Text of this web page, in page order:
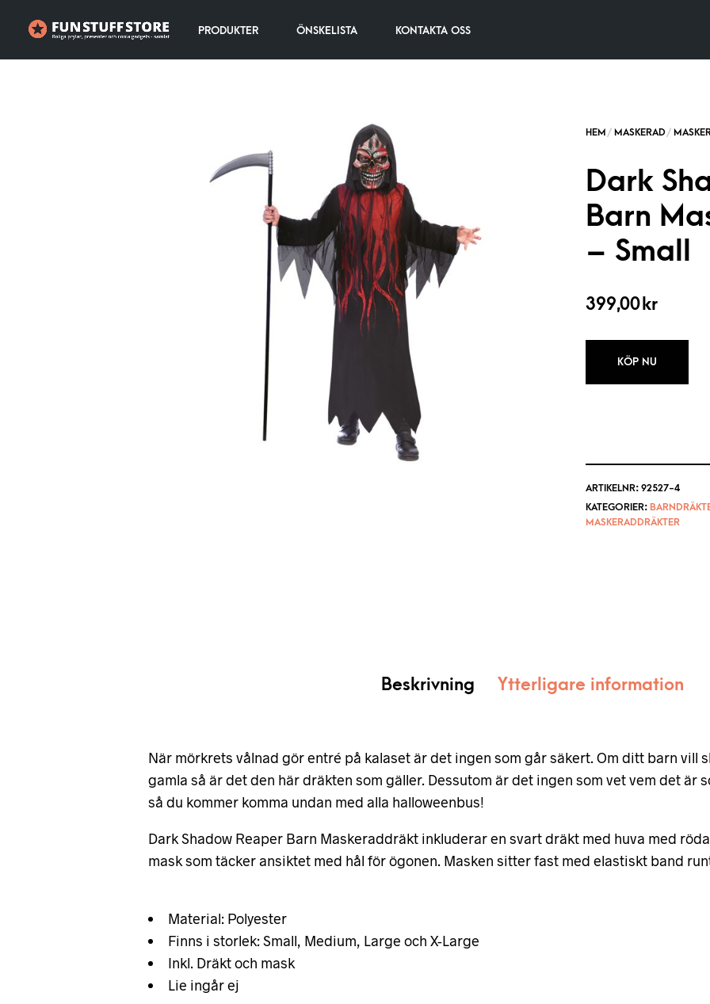
PRODUKTER ÖNSKELISTA KONTAKTA OSS
Dark
Barn
– Small
399,00 kr
KÖP NU
ARTIKELNR: 92527-4
KATEGORIER:
MASKERADDRÄKTER
Beskrivning Ytterligare information
När mörkrets vålnad gör entré på kalaset är det ingen som går säkert. Om ditt barn vill
gamla så är det den här dräkten som gäller. Dessutom är det ingen som vet vem det är
så du kommer komma undan med alla halloweenbus!
Dark Shadow Reaper Barn Maskeraddräkt inkluderar en svart dräkt med huva med
mask som täcker ansiktet med hål för ögonen. Masken sitter fast med elastiskt band
Material: Polyester
Finns i storlek: Small, Medium, Large och X-Large
Inkl. Dräkt och mask
Lie ingår ej